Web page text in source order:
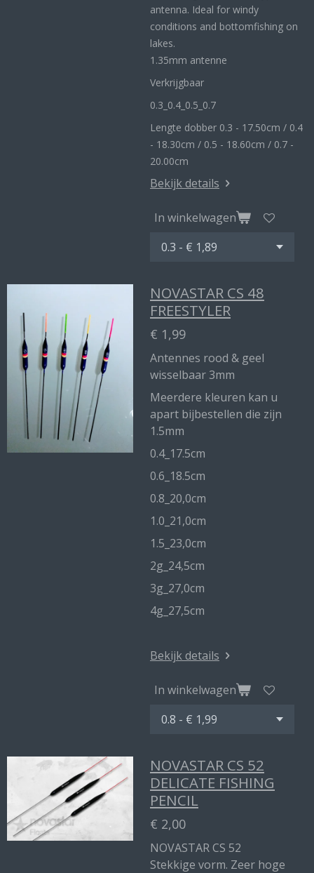
antenna. Ideal for windy
conditions and bottomfishing on
lakes.
1.35mm antenne
Verkrijgbaar
0.3_ 0.4_ 0.5_0.7
Lengte dobber 0.3 - 17.50cm / 0.4
- 18.30cm / 0.5 - 18.60cm / 0.7 -
20.00cm
Bekijk details
In winkelwagen
NOVASTAR CS 48
FREESTYLER
€ 1,99
Antennes rood & geel
wisselbaar 3mm
Meerdere kleuren kan u
apart bijbestellen die zijn
1.5mm
0.4_17.5cm
0.6_18.5cm
0.8_20,0cm
1.0_21,0cm
1.5_23,0cm
2g_24,5cm
3g_27,0cm
4g_27,5cm
Bekijk details
In winkelwagen
NOVASTAR CS 52
DELICATE FISHING
PENCIL
€ 2,00
NOVASTAR CS 52
Stekkige vorm. Zeer hoge